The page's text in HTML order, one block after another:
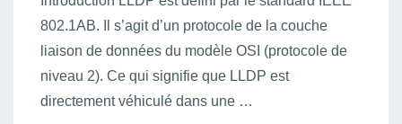
802.1AB. Il s’agit d’un protocole de la couche
liaison de données du modèle OSI (protocole de
niveau 2). Ce qui signifie que LLDP est
directement véhiculé dans une …